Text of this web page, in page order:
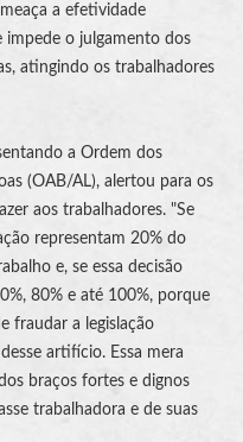
a efetividade
impede o julgamento dos
atingindo os trabalhadores
a Ordem dos
(OAB/AL), alertou para os
aos trabalhadores. "Se
representam 20% do
e, se essa decisão
80% e até 100%, porque
fraudar a legislação
artifício. Essa mera
braços fortes e dignos
trabalhadora e de suas